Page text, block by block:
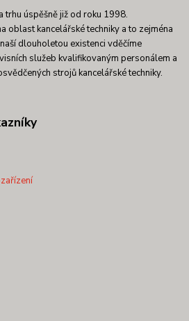
trhu úspěšně již od roku 1998.
oblast kancelářské techniky a to zejména
dlouholetou existenci vděčíme
služeb kvalifikovaným personálem a
strojů kancelářské techniky.